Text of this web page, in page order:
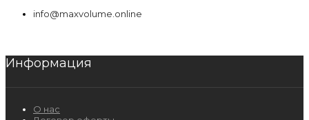
info@maxvolume.online
Информация
О нас